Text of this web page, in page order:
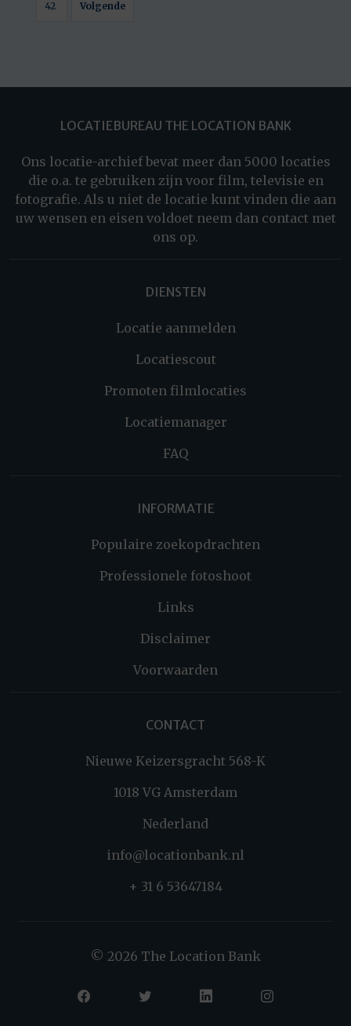
42 Volgende
LOCATIEBUREAU THE LOCATION BANK
Ons locatie-archief bevat meer dan 5000 locaties
die o.a. te gebruiken zijn voor film, televisie en
fotografie. Als u niet de locatie kunt vinden die aan
uw wensen en eisen voldoet neem dan contact met
ons op.
DIENSTEN
Locatie aanmelden
Locatiescout
Promoten filmlocaties
Locatiemanager
FAQ
INFORMATIE
Populaire zoekopdrachten
Professionele fotoshoot
Links
Disclaimer
Voorwaarden
CONTACT
Nieuwe Keizersgracht 568-K
1018 VG Amsterdam
Nederland
info@locationbank.nl
+ 31 6 53647184
© 2026 The Location Bank